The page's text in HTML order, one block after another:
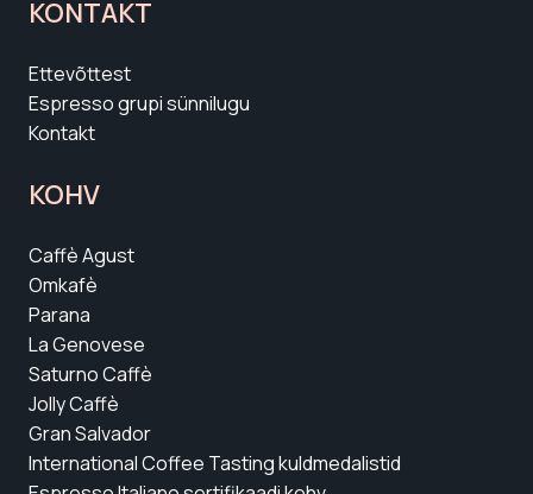
KONTAKT
Ettevõttest
Espresso grupi sünnilugu
Kontakt
KOHV
Caffè Agust
Omkafè
Parana
La Genovese
Saturno Caffè
Jolly Caffè
Gran Salvador
International Coffee Tasting kuldmedalistid